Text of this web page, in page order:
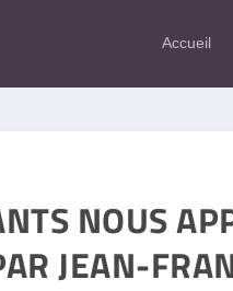
Accueil
NOUS
JEAN-